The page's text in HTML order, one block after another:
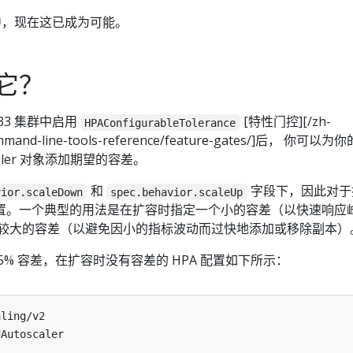
现在这已成为可能。
？
集群中启用 HPAConfigurableTolerance
[特性门控][/zh-
line-tools-reference/feature-gates/]后， 你可以为你
对象添加期望的容差。
和 spec.behavior.scaleUp
字段下，因此对
一个典型的用法是在扩容时指定一个小的容差（以快速响应
大的容差（以避免因小的指标波动而过快地添加或移除副本）
容差，在扩容时没有容差的 HPA 配置如下所示：
v2